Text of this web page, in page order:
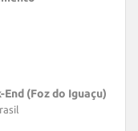
(Foz do Iguaçu)